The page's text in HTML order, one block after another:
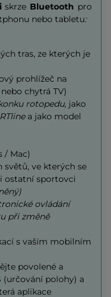
skrze Bluetooth pro
nebo tabletu:
tras, ze kterých je
prohlížeč na
chytrá TV)
rotopedu, jako
a jako model
/ Mac)
světů, ve kterých se
ostatní sportovci
ovládání
při změně
s vaším mobilním
povolené a
(určování polohy) a
aplikace